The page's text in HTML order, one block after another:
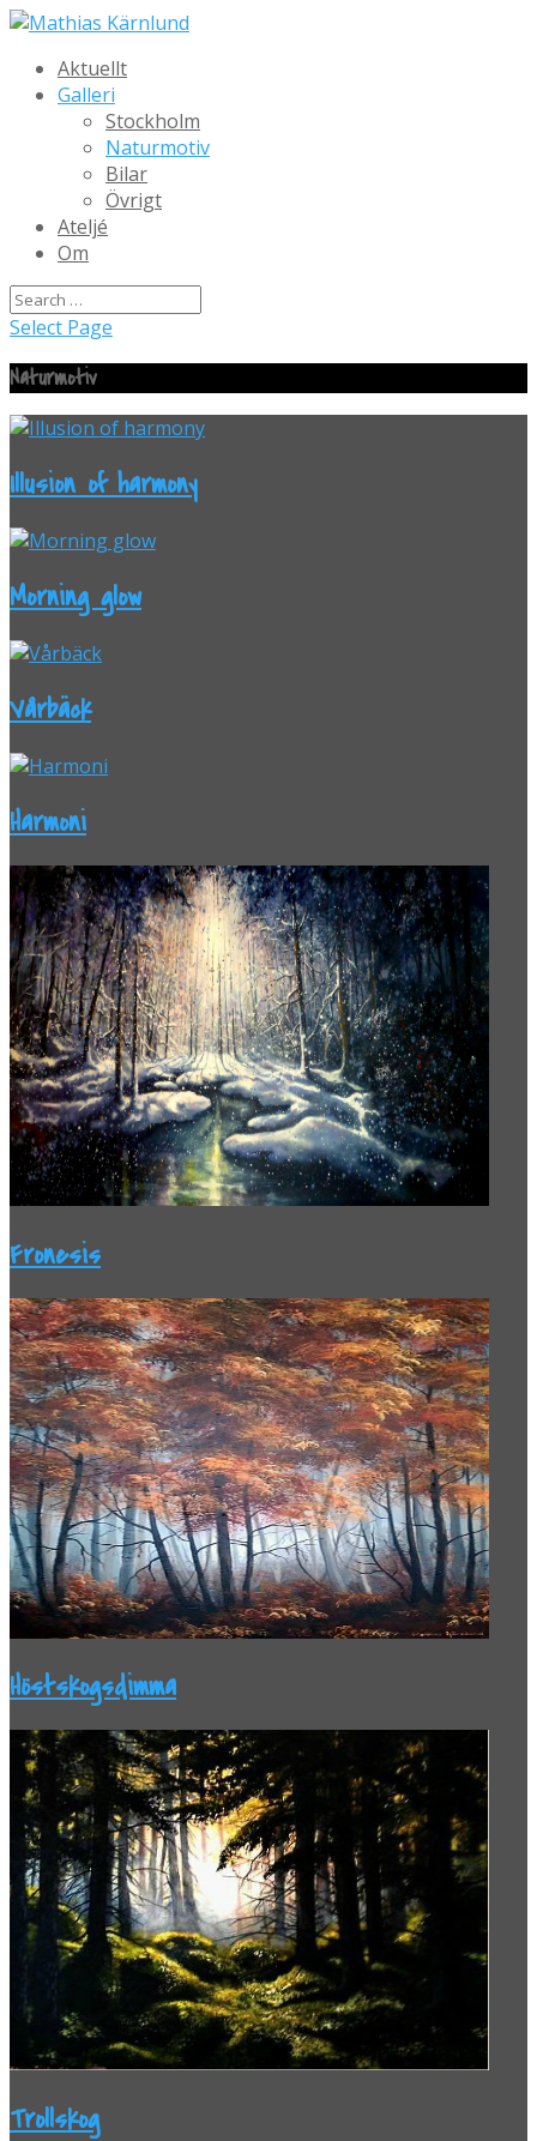
Aktuellt
Galleri
Stockholm
Naturmotiv
Bilar
Övrigt
Ateljé
Om
Select Page
Naturmotiv
Illusion of harmony
Morning glow
Vårbäck
Harmoni
Fronesis
Höstskogsdimma
Trollskog